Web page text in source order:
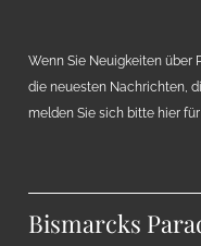
Wenn Sie Neuigkeiten über
die neuesten Nachrichten,
melden Sie sich bitte hier
Bismarcks